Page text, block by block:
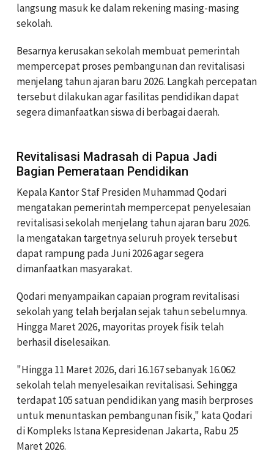
langsung masuk ke dalam rekening masing-masing
sekolah.
Besarnya kerusakan sekolah membuat pemerintah
mempercepat proses pembangunan dan revitalisasi
menjelang tahun ajaran baru 2026. Langkah percepatan
tersebut dilakukan agar fasilitas pendidikan dapat
segera dimanfaatkan siswa di berbagai daerah.
Revitalisasi Madrasah di Papua Jadi
Bagian Pemerataan Pendidikan
Kepala Kantor Staf Presiden Muhammad Qodari
mengatakan pemerintah mempercepat penyelesaian
revitalisasi sekolah menjelang tahun ajaran baru 2026.
Ia mengatakan targetnya seluruh proyek tersebut
dapat rampung pada Juni 2026 agar segera
dimanfaatkan masyarakat.
Qodari menyampaikan capaian program revitalisasi
sekolah yang telah berjalan sejak tahun sebelumnya.
Hingga Maret 2026, mayoritas proyek fisik telah
berhasil diselesaikan.
"Hingga 11 Maret 2026, dari 16.167 sebanyak 16.062
sekolah telah menyelesaikan revitalisasi. Sehingga
terdapat 105 satuan pendidikan yang masih berproses
untuk menuntaskan pembangunan fisik," kata Qodari
di Kompleks Istana Kepresidenan Jakarta, Rabu 25
Maret 2026.